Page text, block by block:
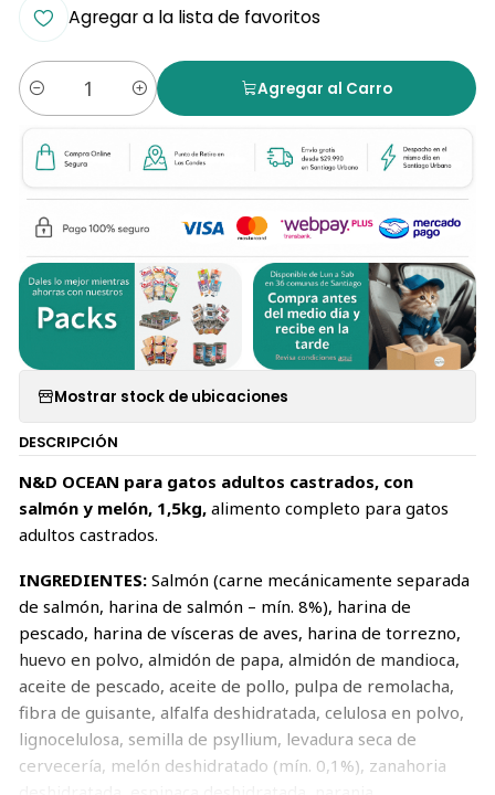
Agregar a la lista de favoritos
Cantidad
Agregar al Carro
Mostrar stock de ubicaciones
DESCRIPCIÓN
N&D OCEAN para gatos adultos castrados, con
salmón y melón, 1,5kg, alimento completo para gatos
adultos castrados.
INGREDIENTES: Salmón (carne mecánicamente separada
de salmón, harina de salmón – mín. 8%), harina de
pescado, harina de vísceras de aves, harina de torrezno,
huevo en polvo, almidón de papa, almidón de mandioca,
aceite de pescado, aceite de pollo, pulpa de remolacha,
fibra de guisante, alfalfa deshidratada, celulosa en polvo,
lignocelulosa, semilla de psyllium, levadura seca de
cervecería, melón deshidratado (mín. 0,1%), zanahoria